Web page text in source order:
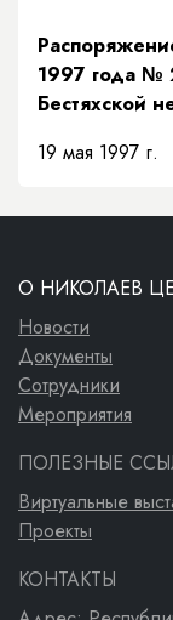
1997 года №
Бестяхской
19 мая 1997 г.
О НИКОЛАЕВ
Новости
Документы
Сотрудники
Мероприятия
ПОЛЕЗНЫЕ
Виртуальные
Проекты
КОНТАКТЫ